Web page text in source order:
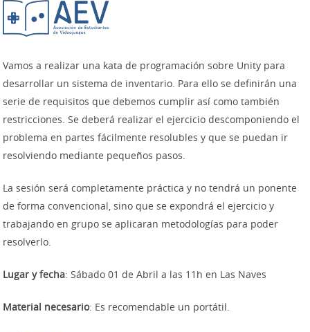
Vamos a realizar una kata de programación sobre Unity para
desarrollar un sistema de inventario. Para ello se definirán una
serie de requisitos que debemos cumplir así como también
restricciones. Se deberá realizar el ejercicio descomponiendo el
problema en partes fácilmente resolubles y que se puedan ir
resolviendo mediante pequeños pasos.
La sesión será completamente práctica y no tendrá un ponente
de forma convencional, sino que se expondrá el ejercicio y
trabajando en grupo se aplicaran metodologías para poder
resolverlo.
Lugar y fecha: Sábado 01 de Abril a las 11h en Las Naves
Material necesario: Es recomendable un portátil.